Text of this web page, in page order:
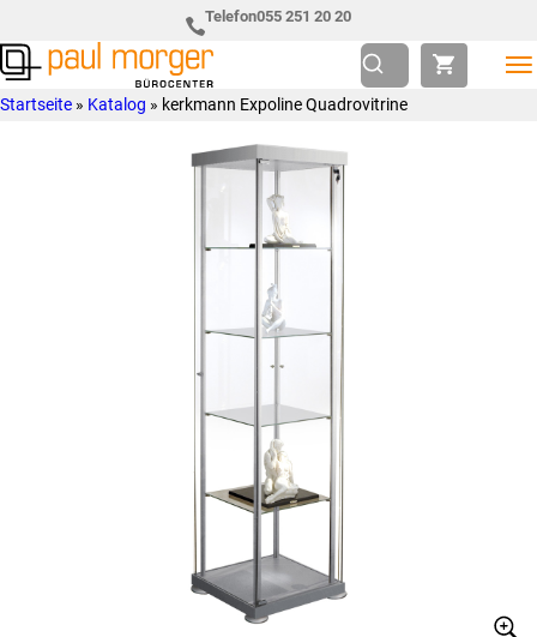
Hauptnavigation
springen
to
main
Telefon055 251 20 20
Paul
so
Startseite » Katalog » kerkmann Expoline Quadrovitrine